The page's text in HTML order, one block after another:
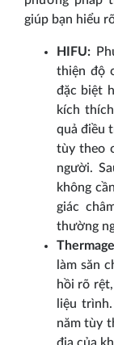
giúp bạn hiểu
HIFU:
thiện độ
đặc biệt
kích
quả điều
tùy theo
người.
không
giác
thường
làm săn
hồi rõ
liệu
năm tùy